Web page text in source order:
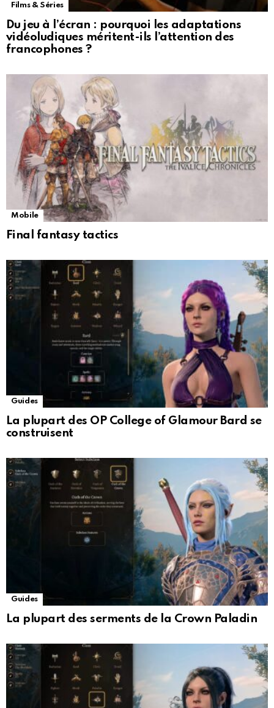
Films & Séries
Du jeu à l’écran : pourquoi les adaptations
vidéoludiques méritent-ils l’attention des
francophones ?
Mobile
Final fantasy tactics
Guides
La plupart des OP College of Glamour Bard se
construisent
Guides
La plupart des serments de la Crown Paladin